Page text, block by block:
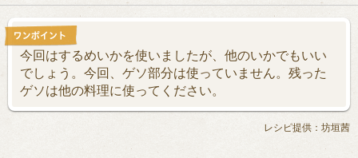
今回はするめいかを使いましたが、他のいかでもいい
でしょう。今回、ゲソ部分は使っていません。残った
ゲソは他の料理に使ってください。
レシピ提供：坊垣茜